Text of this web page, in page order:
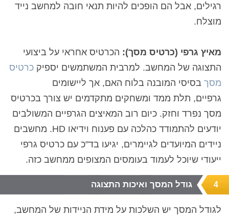
רגילים, אבל הם הופכים להיות תנאי חובה למחשב נייד
מוצלח.
מאיץ גרפי (כרטיס מסך): הכרטיס אחראי על ביצועי
התצוגה של המחשב. למרבית המשתמשים יספיק כרטיס
מסך בסיסי המובנה בלוח האם, אך ליישומים
גרפיים, תלת ממד ומשחקים מתקדמים יש צורך בכרטיס
מסך נפרד וחזק. כיום רוב המאיצים הגרפיים המשולבים
יודעים להתמודד כהלכה עם פענוח וידיאו HD. מחשבים
ניידים המיועדים לגיימרים, יגיעו בד"כ עם כרטיס גרפי
ייעודי שיוכל לעמוד בעומסים המצופים ממחשב כזה.
4 גודל המסך ואיכות התצוגה
לגודל המסך יש השלכות על מידת הניידות של המחשב,